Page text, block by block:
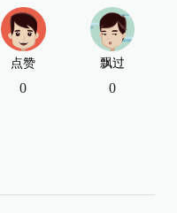
点赞
0
飘过
0